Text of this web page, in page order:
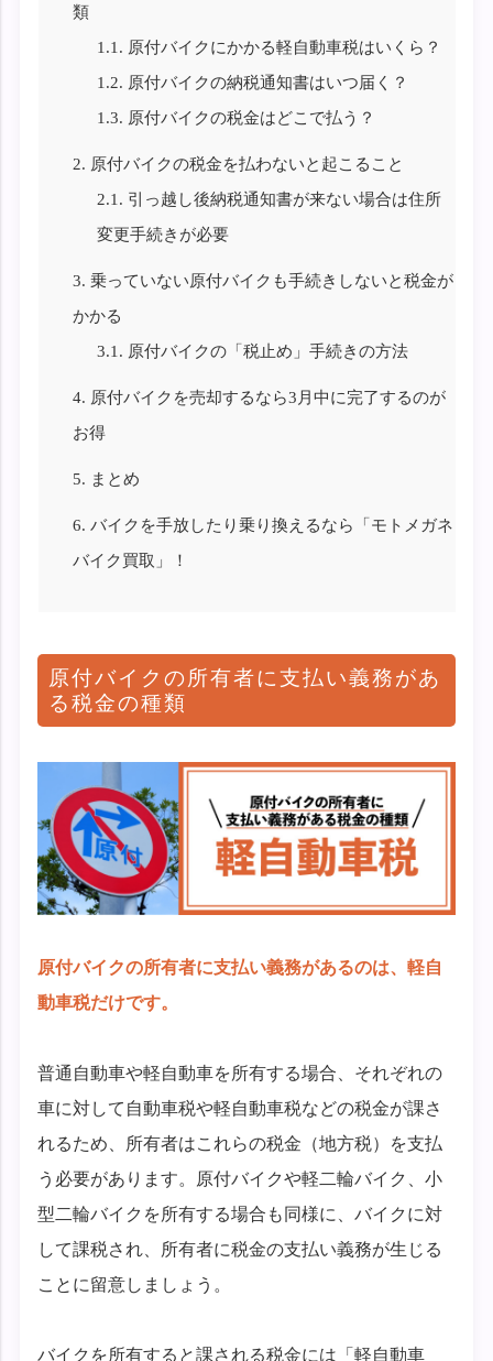
類
1.1. 原付バイクにかかる軽自動車税はいくら？
1.2. 原付バイクの納税通知書はいつ届く？
1.3. 原付バイクの税金はどこで払う？
2. 原付バイクの税金を払わないと起こること
2.1. 引っ越し後納税通知書が来ない場合は住所
変更手続きが必要
3. 乗っていない原付バイクも手続きしないと税金が
かかる
3.1. 原付バイクの「税止め」手続きの方法
4. 原付バイクを売却するなら3月中に完了するのが
お得
5. まとめ
6. バイクを手放したり乗り換えるなら「モトメガネ
バイク買取」！
原付バイクの所有者に支払い義務があ
る税金の種類
原付バイクの所有者に支払い義務があるのは、軽自
動車税だけです。
普通自動車や軽自動車を所有する場合、それぞれの
車に対して自動車税や軽自動車税などの税金が課さ
れるため、所有者はこれらの税金（地方税）を支払
う必要があります。原付バイクや軽二輪バイク、小
型二輪バイクを所有する場合も同様に、バイクに対
して課税され、所有者に税金の支払い義務が生じる
ことに留意しましょう。
バイクを所有すると課される税金には「軽自動車